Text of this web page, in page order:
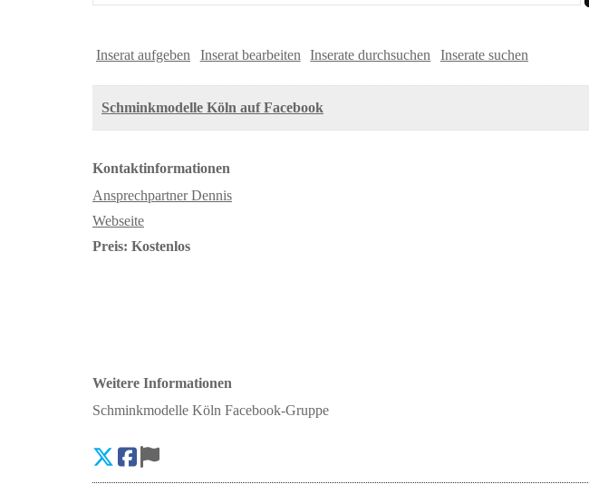
Inserat aufgeben Inserat bearbeiten Inserate durchsuchen Inserate suchen
Schminkmodelle Köln auf Facebook
Kontaktinformationen
Ansprechpartner Dennis
Webseite
Preis: Kostenlos
Weitere Informationen
Schminkmodelle Köln Facebook-Gruppe